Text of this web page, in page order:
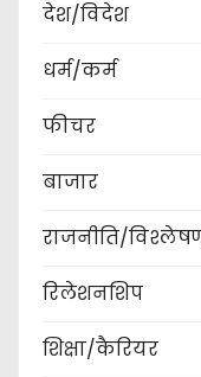
देश/विदेश
धर्म/कर्म
फीचर
बाजार
राजनीति/
रिलेशनशिप
शिक्षा/कैरियर